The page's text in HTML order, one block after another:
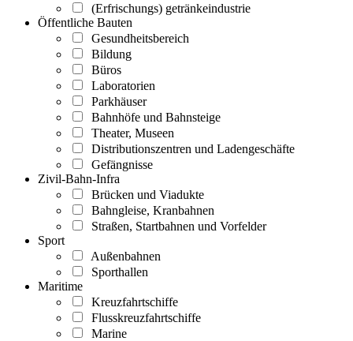
(Erfrischungs) getränkeindustrie
Öffentliche Bauten
Gesundheitsbereich
Bildung
Büros
Laboratorien
Parkhäuser
Bahnhöfe und Bahnsteige
Theater, Museen
Distributionszentren und Ladengeschäfte
Gefängnisse
Zivil-Bahn-Infra
Brücken und Viadukte
Bahngleise, Kranbahnen
Straßen, Startbahnen und Vorfelder
Sport
Außenbahnen
Sporthallen
Maritime
Kreuzfahrtschiffe
Flusskreuzfahrtschiffe
Marine